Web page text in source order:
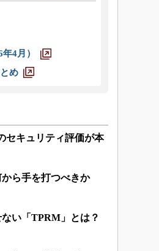
4月）
め
セキュリティ評価が本
ら手を打つべきか
い「TPRM」とは？